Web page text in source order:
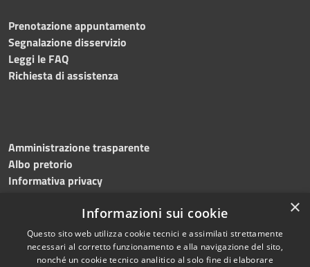
Prenotazione appuntamento
Segnalazione disservizio
Leggi le FAQ
Richiesta di assistenza
Amministrazione trasparente
Albo pretorio
Informativa privacy
Dichiarazione di accessibilità
×
Informazioni sui cookie
Questo sito web utilizza cookie tecnici e assimilati strettamente
necessari al corretto funzionamento e alla navigazione del sito,
nonché un cookie tecnico analitico al solo fine di elaborare